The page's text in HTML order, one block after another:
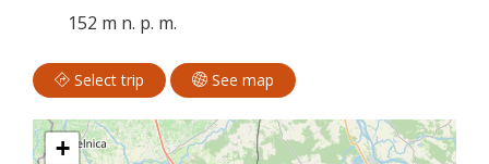
152 m n. p. m.
Select trip See map
+